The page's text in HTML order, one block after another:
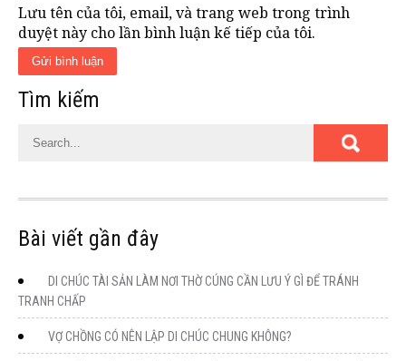
Lưu tên của tôi, email, và trang web trong trình
duyệt này cho lần bình luận kế tiếp của tôi.
Tìm kiếm
Bài viết gần đây
DI CHÚC TÀI SẢN LÀM NƠI THỜ CÚNG CẦN LƯU Ý GÌ ĐỂ TRÁNH
TRANH CHẤP
VỢ CHỒNG CÓ NÊN LẬP DI CHÚC CHUNG KHÔNG?